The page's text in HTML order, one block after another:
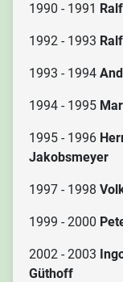
1990 - 1991
1992 - 1993
1993 - 1994
1994 - 1995
1995 - 1996
Jakobsmeyer
1997 - 1998
1999 - 2000
2002 - 2003
Güthoff